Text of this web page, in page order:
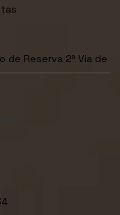
de Reserva